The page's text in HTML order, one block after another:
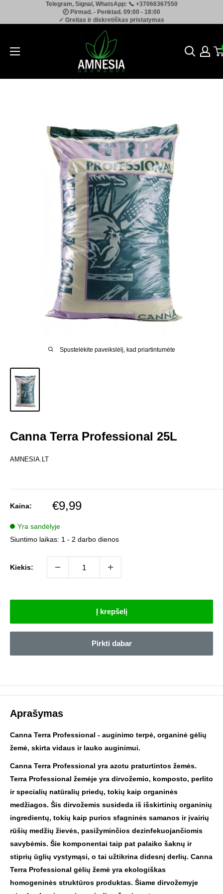
Telegram, Signal, WhatsApp: 📞 +37066367550
🕗 Pirmad. - Penktad. 09:00 - 18:00
✓ Greitas ir diskretiškas pristatymas
Amnesia.lt
Spustelėkite paveikslėlį, kad priartintumėte
Canna Terra Professional 25L
AMNESIA.LT
Kaina:
Pardavimo
€9,99
Yra sandėlyje
Siuntimo laikas: 1 - 2 darbo dienos
Kiekis:
Į krepšelį
Pirkti dabar
Aprašymas
Canna Terra Professional - auginimo terpė, organinė gėlių
žemė, skirta vidaus ir lauko auginimui.
Canna Terra Professional yra azotu praturtintos žemės.
Terra Professional žemėje yra dirvožemio, komposto, perlito
ir specialių natūralių priedų, tokių kaip organinės
medžiagos. Šis dirvožemis susideda iš išskirtinių organinių
ingredientų, tokių kaip purios sfagninės samanos ir įvairių
rūšių medžių žievės, pasižyminčios dezinfekuojančiomis
savybėmis. Šie komponentai taip pat palaiko šaknų ir
stiprių ūglių vystymąsi, o tai užtikrina didesnį derlių. Canna
Terra Professional gėlių žemė yra ekologiškas
homogeninės struktūros produktas. Šiame dirvožemyje